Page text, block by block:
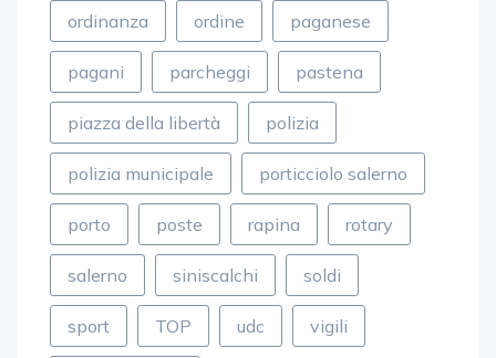
ordinanza ordine paganese
pagani parcheggi pastena
piazza della libertà polizia
polizia municipale porticciolo salerno
porto poste rapina rotary
salerno siniscalchi soldi
sport TOP udc vigili